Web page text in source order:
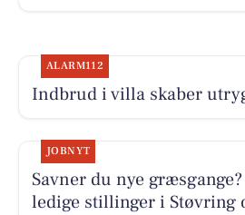
ALARM112
Indbrud i villa skaber
JOBNYT
Savner du nye
ledige stillinger i Støvring